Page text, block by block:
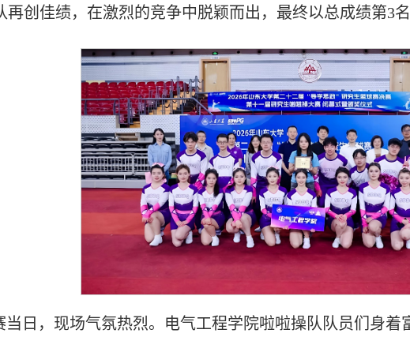
再创佳绩，在激烈的竞争中脱颖而出，最终以总成绩第3
当日，现场气氛热烈。电气工程学院啦啦操队队员们身着